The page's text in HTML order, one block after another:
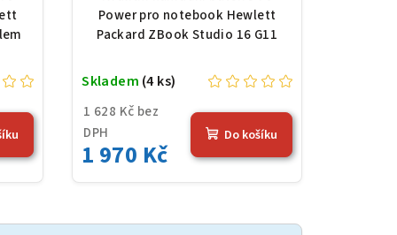
11,58 V, 7420 mAh (86
Wh), černá
Power pro notebook Hewlett
Packard ZBook Studio 16 G11
1 628 Kč bez
DPH
1 970 Kč
Skladem (4 ks)
Do košíku